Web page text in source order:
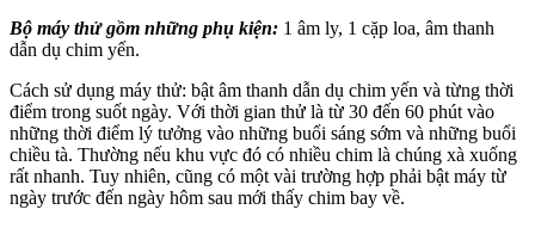
Bộ máy thử gồm những phụ kiện: 1 âm ly, 1 cặp loa, âm thanh
dẫn dụ chim yến.
Cách sử dụng máy thử: bật âm thanh dẫn dụ chim yến và từng thời
điểm trong suốt ngày. Với thời gian thử là từ 30 đến 60 phút vào
những thời điểm lý tưởng vào những buổi sáng sớm và những buổi
chiều tà. Thường nếu khu vực đó có nhiều chim là chúng xà xuống
rất nhanh. Tuy nhiên, cũng có một vài trường hợp phải bật máy từ
ngày trước đến ngày hôm sau mới thấy chim bay về.